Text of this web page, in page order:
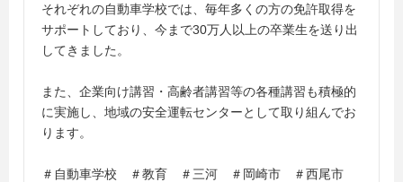
それぞれの自動車学校では、毎年多くの方の免許取得を
サポートしており、今まで30万人以上の卒業生を送り出
してきました。
また、企業向け講習・高齢者講習等の各種講習も積極的
に実施し、地域の安全運転センターとして取り組んでお
ります。
＃自動車学校 ＃教育 ＃三河 ＃岡崎市 ＃西尾市